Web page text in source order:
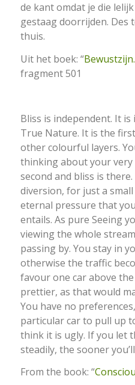
de kant omdat je die
gestaag doorrijden. Des
thuis.
Uit het boek: “
fragment 501
Bliss is independent. It
True Nature. It is the
other colourful layers.
thinking about your very
second and bliss is
diversion, for just a
eternal pressure that
entails. As pure Seeing
viewing the whole
passing by. You stay in
otherwise the traffic
favour one car above
prettier, as that would
You have no
particular car to pull up
think it is ugly. If you let
steadily, the sooner
From the book: “